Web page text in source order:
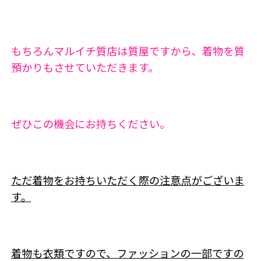
もちろんマルイチ質店は質屋ですから、着物を質
預かりもさせていただきます。
ぜひこの機会にお持ちください。
ただ着物をお持ちいただく際の注意点がございま
す。
着物も衣類ですので、ファッションの一部ですの